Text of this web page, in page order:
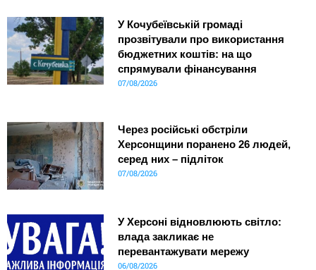
У Кочубеївській громаді
прозвітували про використання
бюджетних коштів: на що
спрямували фінансування
07/08/2026
Через російські обстріли
Херсонщини поранено 26 людей,
серед них – підліток
07/08/2026
У Херсоні відновлюють світло:
влада закликає не
перевантажувати мережу
06/08/2026